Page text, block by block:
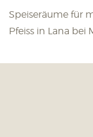
Speiseräume für
Pfeiss in Lana bei